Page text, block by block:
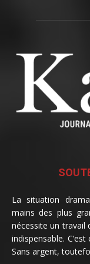
La situation
mains des plus
nécessite un travail
indispensable.
Sans argent,